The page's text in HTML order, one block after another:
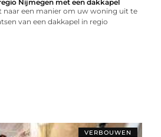
Nijmegen met een dakkapel
naar een manier om uw woning uit te
van een dakkapel in regio
VERBOUWEN